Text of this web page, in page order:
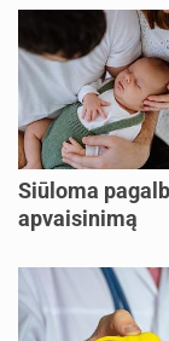
Siūloma
apvaisinimą
vienišoms